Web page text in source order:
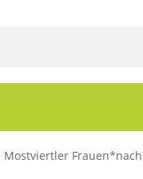
Mostviertler